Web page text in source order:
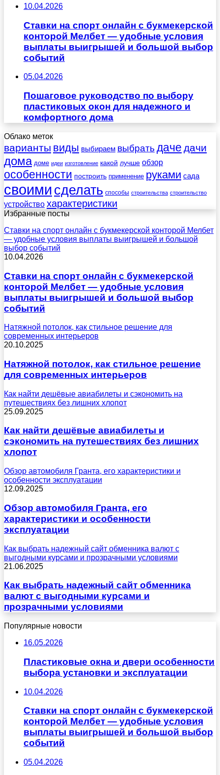
10.04.2026
Ставки на спорт онлайн с букмекерской
конторой Мелбет — удобные условия
выплаты выигрышей и большой выбор
событий
05.04.2026
Пошаговое руководство по выбору
пластиковых окон для надежного и
комфортного дома
Облако меток
варианты виды выбираем выбрать даче дачи
дома доме идеи изготовление какой лучше обзор
особенности построить применение руками сада
своими сделать способы строительства строительство
устройство характеристики
Избранные посты
Ставки на спорт онлайн с букмекерской конторой Мелбет
— удобные условия выплаты выигрышей и большой
выбор событий
10.04.2026
Ставки на спорт онлайн с букмекерской
конторой Мелбет — удобные условия
выплаты выигрышей и большой выбор
событий
Натяжной потолок, как стильное решение для
современных интерьеров
20.10.2025
Натяжной потолок, как стильное решение
для современных интерьеров
Как найти дешёвые авиабилеты и сэкономить на
путешествиях без лишних хлопот
25.09.2025
Как найти дешёвые авиабилеты и
сэкономить на путешествиях без лишних
хлопот
Обзор автомобиля Гранта, его характеристики и
особенности эксплуатации
12.09.2025
Обзор автомобиля Гранта, его
характеристики и особенности
эксплуатации
Как выбрать надежный сайт обменника валют с
выгодными курсами и прозрачными условиями
21.06.2025
Как выбрать надежный сайт обменника
валют с выгодными курсами и
прозрачными условиями
Популярные новости
16.05.2026
Пластиковые окна и двери особенности
выбора установки и эксплуатации
10.04.2026
Ставки на спорт онлайн с букмекерской
конторой Мелбет — удобные условия
выплаты выигрышей и большой выбор
событий
05.04.2026